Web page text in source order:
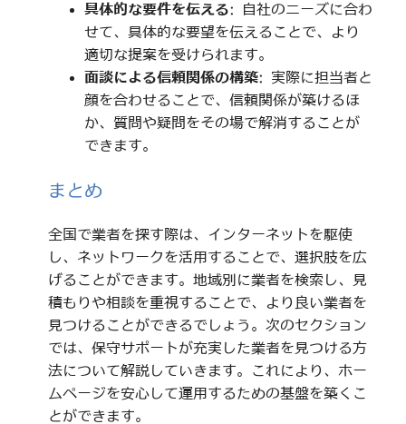
具体的な要件を伝える: 自社のニーズに合わ
せて、具体的な要望を伝えることで、より
適切な提案を受けられます。
面談による信頼関係の構築: 実際に担当者と
顔を合わせることで、信頼関係が築けるほ
か、質問や疑問をその場で解消することが
できます。
まとめ
全国で業者を探す際は、インターネットを駆使
し、ネットワークを活用することで、選択肢を広
げることができます。地域別に業者を検索し、見
積もりや相談を重視することで、より良い業者を
見つけることができるでしょう。次のセクション
では、保守サポートが充実した業者を見つける方
法について解説していきます。これにより、ホー
ムページを安心して運用するための基盤を築くこ
とができます。